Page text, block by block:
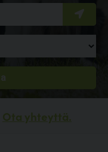
Ota yhteyttä.